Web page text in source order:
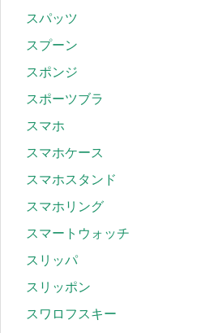
スパッツ
スプーン
スポンジ
スポーツブラ
スマホ
スマホケース
スマホスタンド
スマホリング
スマートウォッチ
スリッパ
スリッポン
スワロフスキー